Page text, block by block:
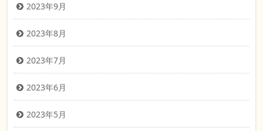
2023年9月
2023年8月
2023年7月
2023年6月
2023年5月